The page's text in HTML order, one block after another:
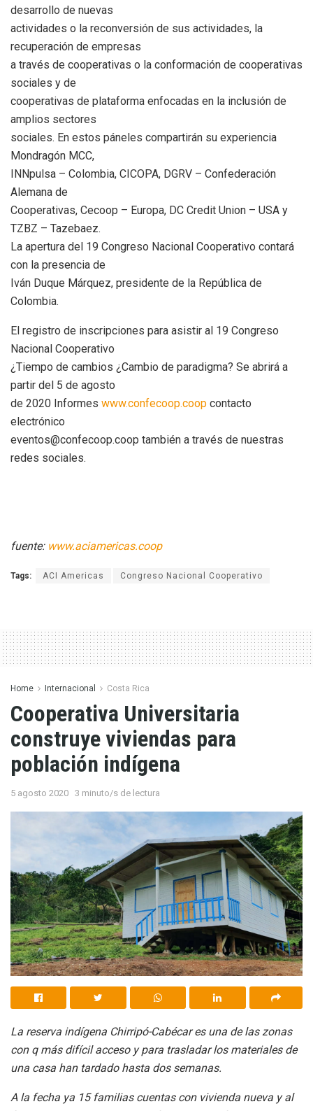
desarrollo de nuevas
actividades o la reconversión de sus actividades, la
recuperación de empresas
a través de cooperativas o la conformación de cooperativas
sociales y de
cooperativas de plataforma enfocadas en la inclusión de
amplios sectores
sociales. En estos páneles compartirán su experiencia
Mondragón MCC,
INNpulsa – Colombia, CICOPA, DGRV – Confederación
Alemana de
Cooperativas, Cecoop – Europa, DC Credit Union – USA y
TZBZ – Tazebaez.
La apertura del 19 Congreso Nacional Cooperativo contará
con la presencia de
Iván Duque Márquez, presidente de la República de
Colombia.
El registro de inscripciones para asistir al 19 Congreso
Nacional Cooperativo
¿Tiempo de cambios ¿Cambio de paradigma? Se abrirá a
partir del 5 de agosto
de 2020 Informes www.confecoop.coop contacto
electrónico
eventos@confecoop.coop también a través de nuestras
redes sociales.
fuente: www.aciamericas.coop
Tags: ACI Americas Congreso Nacional Cooperativo
Home Internacional Costa Rica
Cooperativa Universitaria
construye viviendas para
población indígena
5 agosto 2020 3 minuto/s de lectura
La reserva indígena Chirripó-Cabécar es una de las zonas
con q más difícil acceso y para trasladar los materiales de
una casa han tardado hasta dos semanas.
A la fecha ya 15 familias cuentas con vivienda nueva y al